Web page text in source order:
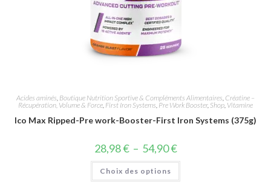
Acides aminés Boutique Nutrition Sportive & Compléments Alimentaires Créatine –
Récupération, Volume & Force First Iron Systems Pre Work Booster, Shop Vitamine
Ico Max Ripped-Pre work-Booster-First Iron Systems (375g)
28,98€ – 54,90€
Choix des options